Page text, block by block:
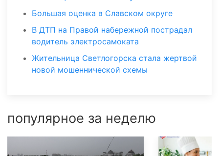
Большая оценка в Славском округе
В ДТП на Правой набережной пострадал
водитель электросамоката
Жительница Светлогорска стала жертвой
новой мошеннической схемы
популярное за неделю